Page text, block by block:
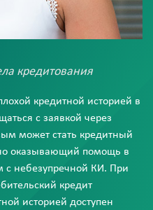
кредитования
кредитной историей в
с заявкой через
может стать кредитный
оказывающий помощь в
с небезупречной КИ. При
кредит
историей доступен